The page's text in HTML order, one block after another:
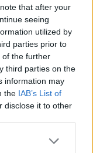
that after your
seeing
utilized by
parties prior to
of the further
third parties on the
information may
the IAB’s List of
disclose it to other
or more Google
anche